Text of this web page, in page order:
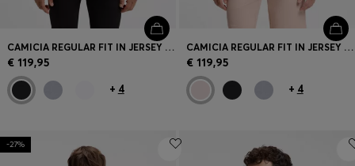
CAMICIA REGULAR FIT IN JERSEY DI COTONE RESISTENTE ALLE RUGHE
€ 119,95
+ 4
CAMICIA REGULAR FIT IN JERSEY DI COTONE RESISTENTE ALLE RUGHE
€ 119,95
+ 4
-27%